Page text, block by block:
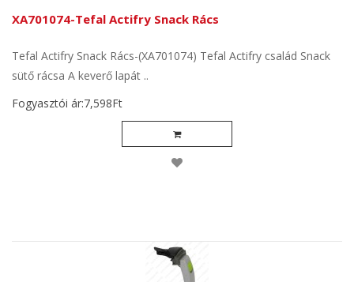
XA701074-Tefal Actifry Snack Rács
Tefal Actifry Snack Rács-(XA701074) Tefal Actifry család Snack
sütő rácsa A keverő lapát ..
Fogyasztói ár:7,598Ft